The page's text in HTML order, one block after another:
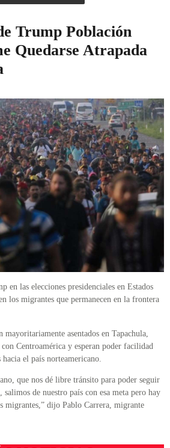
Trump Población
Quedarse Atrapada
en las elecciones presidenciales en Estados
los migrantes que permanecen en la frontera
mayoritariamente asentados en Tapachula,
Centroamérica y esperan poder facilidad
el país norteamericano.
que nos dé libre tránsito para poder seguir
de nuestro país con esa meta pero hay
migrantes,” dijo Pablo Carrera, migrante